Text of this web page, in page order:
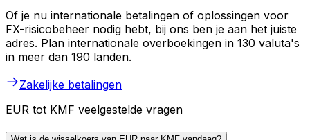
Of je nu internationale betalingen of oplossingen voor
FX-risicobeheer nodig hebt, bij ons ben je aan het juiste
adres. Plan internationale overboekingen in 130 valuta's
in meer dan 190 landen.
Zakelijke betalingen
EUR tot KMF veelgestelde vragen